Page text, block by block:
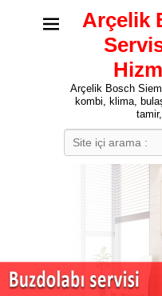
Arçelik
Arçelik Bosch
kombi, klima,